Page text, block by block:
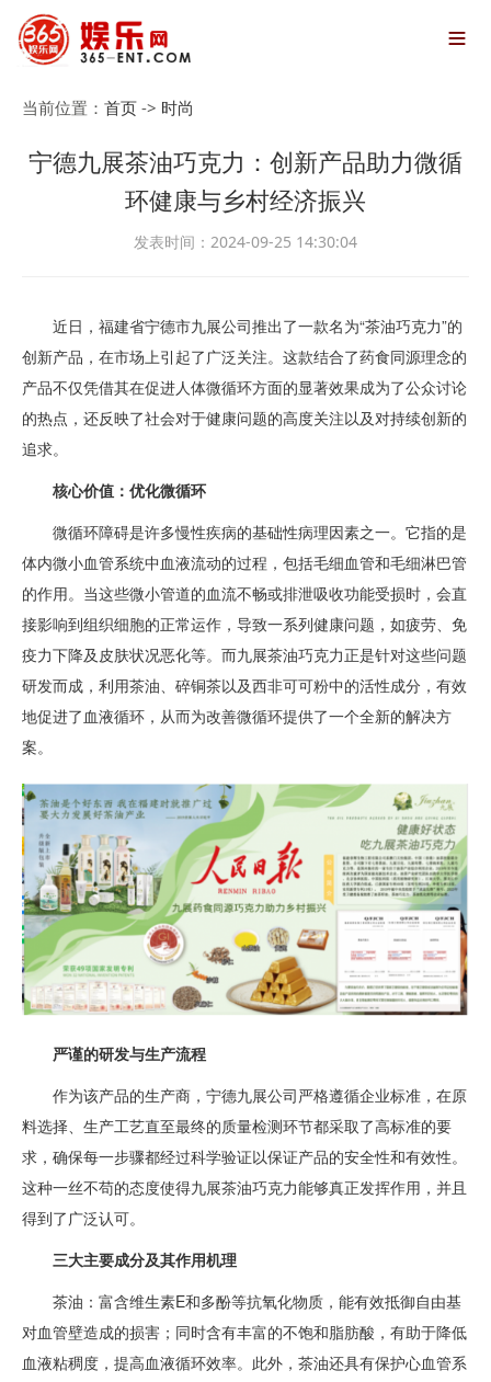

当前位置： 首页 -> 时尚
宁德九展茶油巧克力：创新产品助力微循
环健康与乡村经济振兴
发表时间：2024-09-25 14:30:04
近日，福建省宁德市九展公司推出了一款名为“茶油巧克力”的
创新产品，在市场上引起了广泛关注。这款结合了药食同源理念的
产品不仅凭借其在促进人体微循环方面的显著效果成为了公众讨论
的热点，还反映了社会对于健康问题的高度关注以及对持续创新的
追求。
核心价值：优化微循环
微循环障碍是许多慢性疾病的基础性病理因素之一。它指的是
体内微小血管系统中血液流动的过程，包括毛细血管和毛细淋巴管
的作用。当这些微小管道的血流不畅或排泄吸收功能受损时，会直
接影响到组织细胞的正常运作，导致一系列健康问题，如疲劳、免
疫力下降及皮肤状况恶化等。而九展茶油巧克力正是针对这些问题
研发而成，利用茶油、碎铜茶以及西非可可粉中的活性成分，有效
地促进了血液循环，从而为改善微循环提供了一个全新的解决方
案。
严谨的研发与生产流程
作为该产品的生产商，宁德九展公司严格遵循企业标准，在原
料选择、生产工艺直至最终的质量检测环节都采取了高标准的要
求，确保每一步骤都经过科学验证以保证产品的安全性和有效性。
这种一丝不苟的态度使得九展茶油巧克力能够真正发挥作用，并且
得到了广泛认可。
三大主要成分及其作用机理
茶油：富含维生素E和多酚等抗氧化物质，能有效抵御自由基
对血管壁造成的损害；同时含有丰富的不饱和脂肪酸，有助于降低
血液粘稠度，提高血液循环效率。此外，茶油还具有保护心血管系